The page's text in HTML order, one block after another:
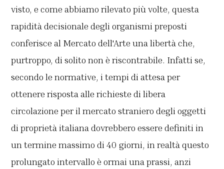
visto, e come abbiamo rilevato più volte, questa
rapidità decisionale degli organismi preposti
conferisce al Mercato dell'Arte una libertà che,
purtroppo, di solito non è riscontrabile. Infatti se,
secondo le normative, i tempi di attesa per
ottenere risposta alle richieste di libera
circolazione per il mercato straniero degli oggetti
di proprietà italiana dovrebbero essere definiti in
un termine massimo di 40 giorni, in realtà questo
prolungato intervallo è ormai una prassi, anzi